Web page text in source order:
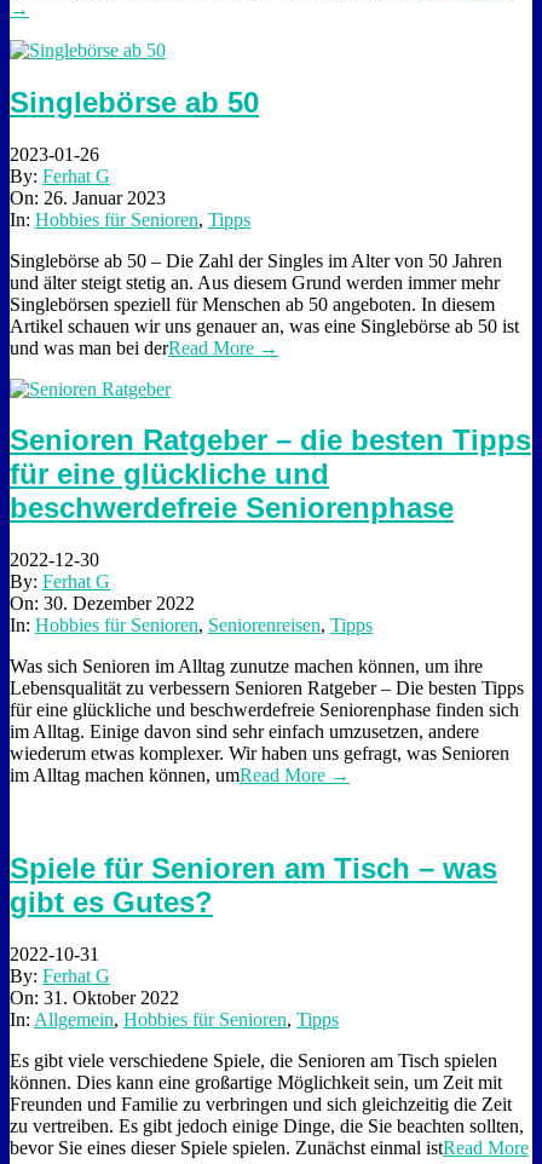
→
Singlebörse ab 50
2023-01-26
By: Ferhat G
On: 26. Januar 2023
In: Hobbies für Senioren, Tipps
Singlebörse ab 50 – Die Zahl der Singles im Alter von 50 Jahren
und älter steigt stetig an. Aus diesem Grund werden immer mehr
Singlebörsen speziell für Menschen ab 50 angeboten. In diesem
Artikel schauen wir uns genauer an, was eine Singlebörse ab 50 ist
und was man bei derRead More →
Senioren Ratgeber – die besten Tipps
für eine glückliche und
beschwerdefreie Seniorenphase
2022-12-30
By: Ferhat G
On: 30. Dezember 2022
In: Hobbies für Senioren, Seniorenreisen, Tipps
Was sich Senioren im Alltag zunutze machen können, um ihre
Lebensqualität zu verbessern Senioren Ratgeber – Die besten Tipps
für eine glückliche und beschwerdefreie Seniorenphase finden sich
im Alltag. Einige davon sind sehr einfach umzusetzen, andere
wiederum etwas komplexer. Wir haben uns gefragt, was Senioren
im Alltag machen können, umRead More →
Spiele für Senioren am Tisch – was
gibt es Gutes?
2022-10-31
By: Ferhat G
On: 31. Oktober 2022
In: Allgemein, Hobbies für Senioren, Tipps
Es gibt viele verschiedene Spiele, die Senioren am Tisch spielen
können. Dies kann eine großartige Möglichkeit sein, um Zeit mit
Freunden und Familie zu verbringen und sich gleichzeitig die Zeit
zu vertreiben. Es gibt jedoch einige Dinge, die Sie beachten sollten,
bevor Sie eines dieser Spiele spielen. Zunächst einmal istRead More